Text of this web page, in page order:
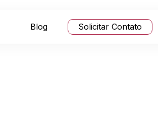
Blog Solicitar Contato